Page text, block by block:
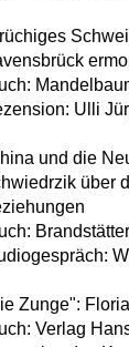
Ulli
und die
über
Zunge":
Verlag